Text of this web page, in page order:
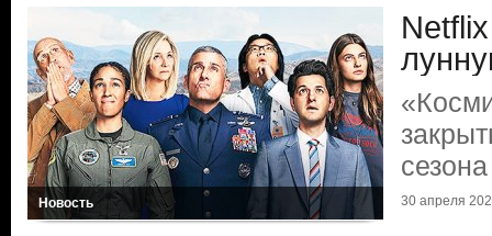
Новость
сезона
30 апреля